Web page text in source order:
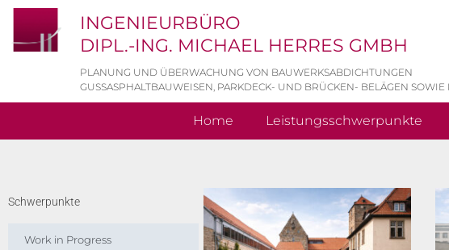
INGENIEURBÜRO
DIPL.-ING. MICHAEL HERRES GMBH
PLANUNG UND ÜBERWACHUNG VON BAUWERKSABDICHTUNGEN
GUSSASPHALTBAUWEISEN, PARKDECK- UND BRÜCKEN- BELÄGEN
Home Leistungsschwerpunkte
Schwerpunkte
Work in Progress